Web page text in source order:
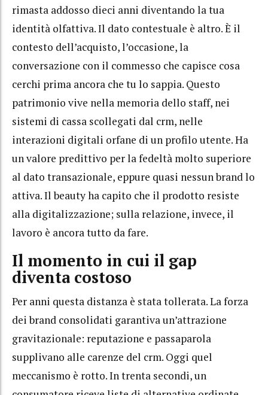
rimasta addosso dieci anni diventando la tua
identità olfattiva. Il dato contestuale è altro. È il
contesto dell’acquisto, l’occasione, la
conversazione con il commesso che capisce cosa
cerchi prima ancora che tu lo sappia. Questo
patrimonio vive nella memoria dello staff, nei
sistemi di cassa scollegati dal crm, nelle
interazioni digitali orfane di un profilo utente. Ha
un valore predittivo per la fedeltà molto superiore
al dato transazionale, eppure quasi nessun brand lo
attiva. Il beauty ha capito che il prodotto resiste
alla digitalizzazione; sulla relazione, invece, il
lavoro è ancora tutto da fare.
Il momento in cui il gap
diventa costoso
Per anni questa distanza è stata tollerata. La forza
dei brand consolidati garantiva un’attrazione
gravitazionale: reputazione e passaparola
supplivano alle carenze del crm. Oggi quel
meccanismo è rotto. In trenta secondi, un